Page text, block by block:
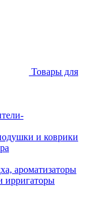
Товары для
и коврики
ароматизаторы
ирригаторы